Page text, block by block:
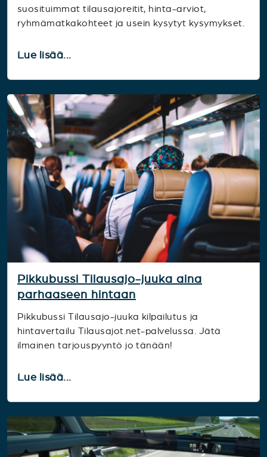
suosituimmat tilausajoreitit, hinta-arviot,
ryhmämatkakohteet ja usein kysytyt kysymykset.
Lue lisää...
Pikkubussi Tilausajo-juuka aina
parhaaseen hintaan
Pikkubussi Tilausajo-juuka kilpailutus ja
hintavertailu Tilausajot.net-palvelussa. Jätä
ilmainen tarjouspyyntö jo tänään!
Lue lisää...